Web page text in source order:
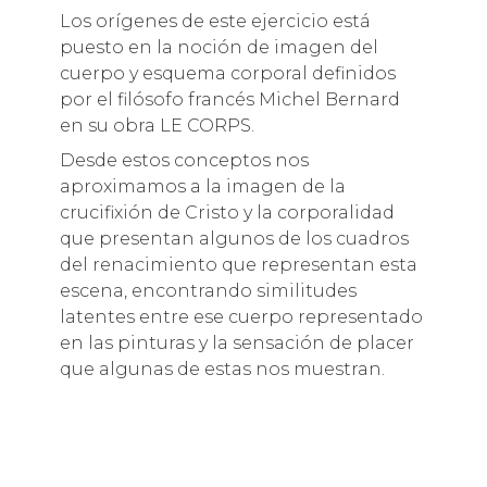
Los orígenes de este ejercicio está
puesto en la noción de imagen del
cuerpo y esquema corporal definidos
por el filósofo francés Michel Bernard
en su obra LE CORPS.
Desde estos conceptos nos
aproximamos a la imagen de la
crucifixión de Cristo y la corporalidad
que presentan algunos de los cuadros
del renacimiento que representan esta
escena, encontrando similitudes
latentes entre ese cuerpo representado
en las pinturas y la sensación de placer
que algunas de estas nos muestran.